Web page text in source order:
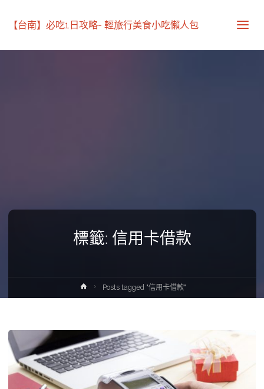
【台南】必吃1日攻略- 輕旅行美食小吃懶人包
標籤: 信用卡借款
HomePosts tagged "信用卡借款"